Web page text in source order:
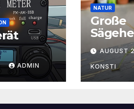
ADMIN
NATUR
Große
AUGUST
KONSTI